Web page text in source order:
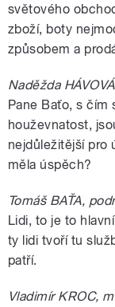
světového
zboží, boty
způsobem a
Naděžda
Pane Baťo, s čím
houževnatost,
nejdůležitější pro
měla úspěch?
Tomáš BAŤA,
Lidi, to je to
ty lidi tvoří tu
patří.
Vladimír KROC,